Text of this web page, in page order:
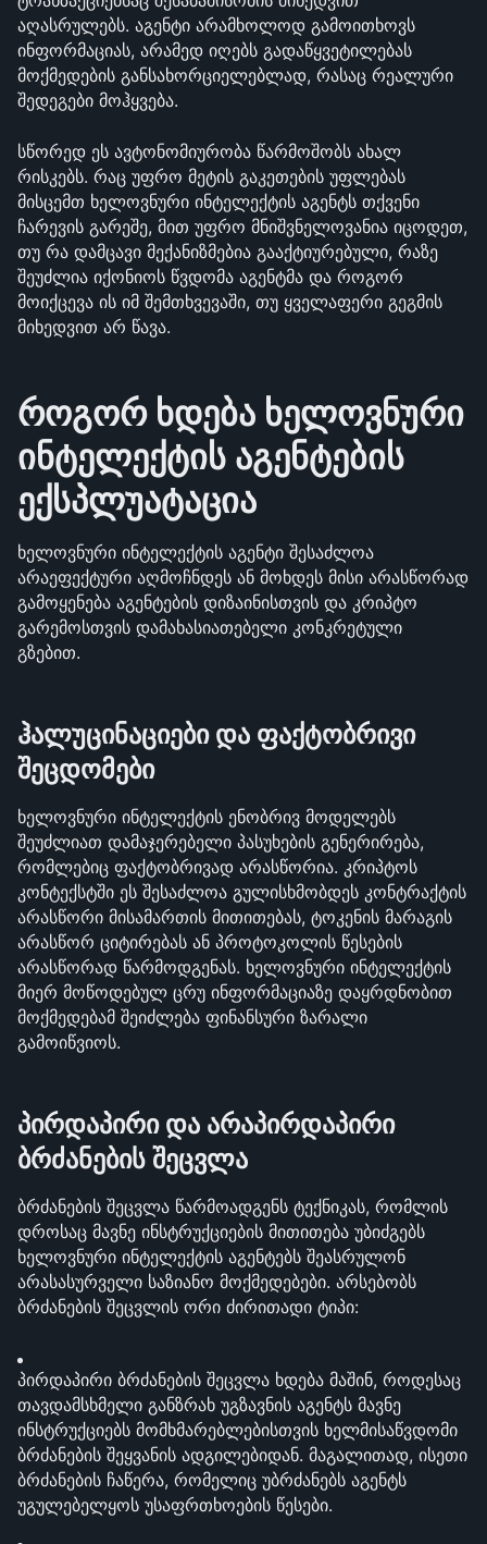
აღასრულებს. აგენტი არამხოლოდ გამოითხოვს
ინფორმაციას, არამედ იღებს გადაწყვეტილებას
მოქმედების განსახორციელებლად, რასაც რეალური
შედეგები მოჰყვება.
სწორედ ეს ავტონომიურობა წარმოშობს ახალ
რისკებს. რაც უფრო მეტის გაკეთების უფლებას
მისცემთ ხელოვნური ინტელექტის აგენტს თქვენი
ჩარევის გარეშე, მით უფრო მნიშვნელოვანია იცოდეთ,
თუ რა დამცავი მექანიზმებია გააქტიურებული, რაზე
შეუძლია იქონიოს წვდომა აგენტმა და როგორ
მოიქცევა ის იმ შემთხვევაში, თუ ყველაფერი გეგმის
მიხედვით არ წავა.
როგორ ხდება ხელოვნური
ინტელექტის აგენტების
ექსპლუატაცია
ხელოვნური ინტელექტის აგენტი შესაძლოა
არაეფექტური აღმოჩნდეს ან მოხდეს მისი არასწორად
გამოყენება აგენტების დიზაინისთვის და კრიპტო
გარემოსთვის დამახასიათებელი კონკრეტული
გზებით.
ჰალუცინაციები და ფაქტობრივი
შეცდომები
ხელოვნური ინტელექტის ენობრივ მოდელებს
შეუძლიათ დამაჯერებელი პასუხების გენერირება,
რომლებიც ფაქტობრივად არასწორია. კრიპტოს
კონტექსტში ეს შესაძლოა გულისხმობდეს კონტრაქტის
არასწორი მისამართის მითითებას, ტოკენის მარაგის
არასწორ ციტირებას ან პროტოკოლის წესების
არასწორად წარმოდგენას. ხელოვნური ინტელექტის
მიერ მოწოდებულ ცრუ ინფორმაციაზე დაყრდნობით
მოქმედებამ შეიძლება ფინანსური ზარალი
გამოიწვიოს.
პირდაპირი და არაპირდაპირი
ბრძანების შეცვლა
ბრძანების შეცვლა წარმოადგენს ტექნიკას, რომლის
დროსაც მავნე ინსტრუქციების მითითება უბიძგებს
ხელოვნური ინტელექტის აგენტებს შეასრულონ
არასასურველი საზიანო მოქმედებები. არსებობს
ბრძანების შეცვლის ორი ძირითადი ტიპი:
პირდაპირი ბრძანების შეცვლა ხდება მაშინ, როდესაც
თავდამსხმელი განზრახ უგზავნის აგენტს მავნე
ინსტრუქციებს მომხმარებლებისთვის ხელმისაწვდომი
ბრძანების შეყვანის ადგილებიდან. მაგალითად, ისეთი
ბრძანების ჩაწერა, რომელიც უბრძანებს აგენტს
უგულებელყოს უსაფრთხოების წესები.